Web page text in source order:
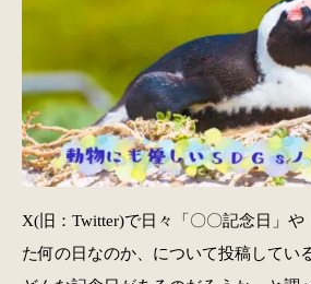
X(旧：Twitter)で日々「〇〇記念日」や
た何の日なのか、について投稿してい